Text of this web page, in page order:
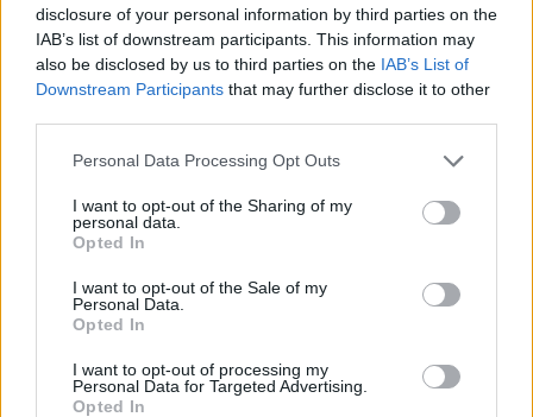
disclosure of your personal information by third parties on the
IAB’s list of downstream participants. This information may
also be disclosed by us to third parties on the IAB’s List of
Downstream Participants that may further disclose it to other
Personal Data Processing Opt Outs
I want to opt-out of the Sharing of my
personal data.
Opted In
I want to opt-out of the Sale of my
Personal Data.
Opted In
I want to opt-out of processing my
Personal Data for Targeted Advertising.
Opted In
To 10.4. klo 18:30 Jokerit – Pelicans
La 12.4. klo 17:00 Pelicans – Jokerit
Ti 15.4. klo 18:30 Jokerit – Pelicans
Ti 22.4. klo 18:30 Pelicans – Jokerit (tarvittaessa)